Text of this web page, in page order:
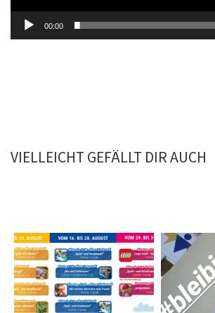
00:00
VIELLEICHT GEFÄLLT DIR AUCH